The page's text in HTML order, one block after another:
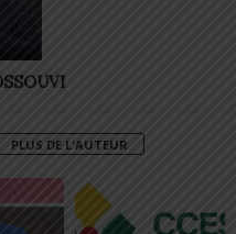
PLUS DE L'AUTEUR